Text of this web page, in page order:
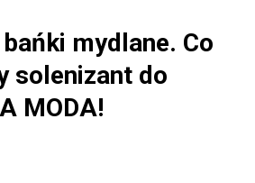
mydlane. Co
solenizant do
MODA!